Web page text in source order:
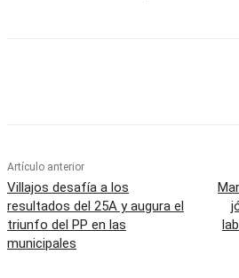
Artículo anterior
Villajos desafía a los
resultados del 25A y augura el
triunfo del PP en las
municipales